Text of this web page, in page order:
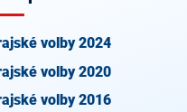
volby 2024
volby 2020
volby 2016